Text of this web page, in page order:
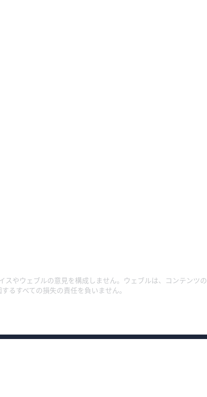
やウェブルの意見を構成しません。ウェブルは、コンテンツの
るすべての損失の責任を負いません。